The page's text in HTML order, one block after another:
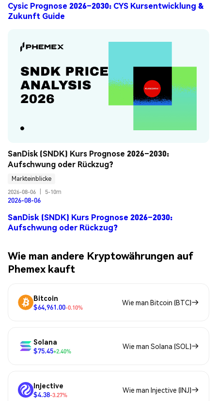
Cysic Prognose 2026–2030: CYS Kursentwicklung &
Zukunft Guide
SanDisk (SNDK) Kurs Prognose 2026–2030:
Aufschwung oder Rückzug?
Markteinblicke
2026-08-06
5-10m
2026-08-06
SanDisk (SNDK) Kurs Prognose 2026–2030:
Aufschwung oder Rückzug?
Wie man andere Kryptowährungen auf
Phemex kauft
Bitcoin
$64,961.00-0.10%
Wie man Bitcoin (BTC)
Solana
$75.45+2.40%
Wie man Solana (SOL)
Injective
$4.38-3.27%
Wie man Injective (INJ)